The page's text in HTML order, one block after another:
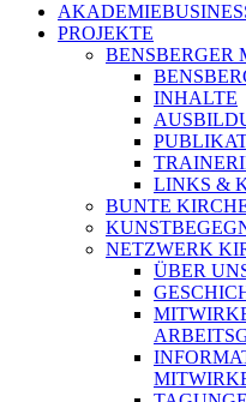
PROJEKTE
BENSBERGER
INHALTE
LINKS &
BUNTE
NETZWERK
ÜBER